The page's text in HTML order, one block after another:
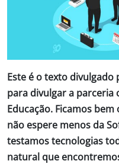
Este é o texto divulgado
para divulgar a parceria
Educação. Ficamos
não espere menos da
testamos tecnologias
natural que